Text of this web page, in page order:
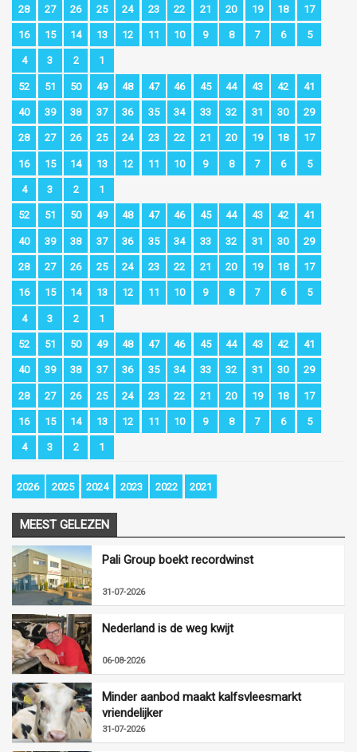
28 27 26 25 24 23 22 21 20 19 18 17
16 15 14 13 12 11 10 9 8 7 6 5
4 3 2 1
52 51 50 49 48 47 46 45 44 43 42 41
40 39 38 37 36 35 34 33 32 31 30 29
28 27 26 25 24 23 22 21 20 19 18 17
16 15 14 13 12 11 10 9 8 7 6 5
4 3 2 1
52 51 50 49 48 47 46 45 44 43 42 41
40 39 38 37 36 35 34 33 32 31 30 29
28 27 26 25 24 23 22 21 20 19 18 17
16 15 14 13 12 11 10 9 8 7 6 5
4 3 2 1
52 51 50 49 48 47 46 45 44 43 42 41
40 39 38 37 36 35 34 33 32 31 30 29
28 27 26 25 24 23 22 21 20 19 18 17
16 15 14 13 12 11 10 9 8 7 6 5
4 3 2 1
2026 2025 2024 2023 2022 2021
MEEST GELEZEN
Pali Group boekt recordwinst
31-07-2026
Nederland is de weg kwijt
06-08-2026
Minder aanbod maakt kalfsvleesmarkt
vriendelijker
31-07-2026